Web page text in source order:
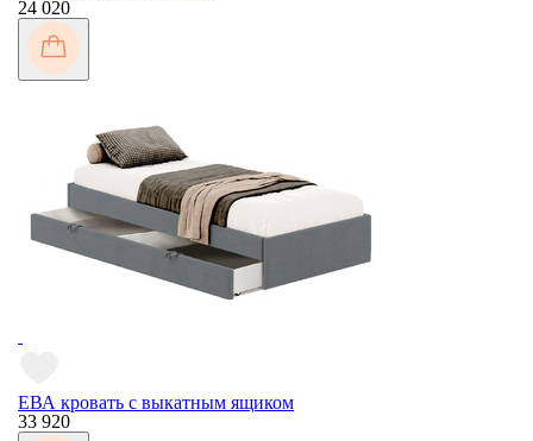
24 020
ЕВА кровать с выкатным ящиком
33 920